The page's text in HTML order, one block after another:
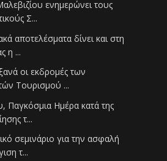
ενημερώνει τους
Σ...
αποτελέσματα δίνει και στη
η ...
οι εκδρομές των
Τουρισμού ...
Παγκόσμια Ημέρα κατά της
τ...
σεμινάριο για την ασφαλή
τ...